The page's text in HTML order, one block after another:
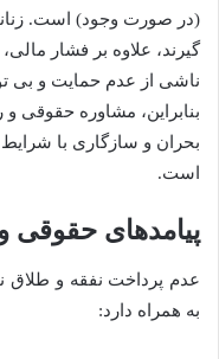
(در صورت وجود) است.
گیرند، علاوه بر فشار
ناشی از عدم حمایت و بی
بنابراین، مشاوره حقوقی
بحران و سازگاری با شرایط
است.
پیامدهای حقوقی
عدم پرداخت نفقه و طلاق
به همراه دارد: